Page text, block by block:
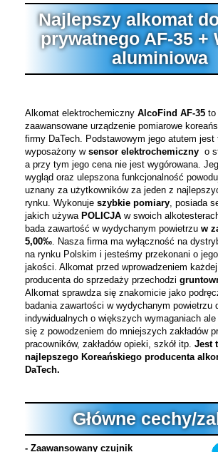
Najlepszy alkomat
prywatnego AF-35 +
aluminiowa
Alkomat elektrochemiczny AlcoFind AF-35 to
zaawansowane urządzenie pomiarowe
firmy DaTech. Podstawowym jego atutem
wyposażony w sensor elektrochemiczny o
a przy tym jego cena nie jest wygórowana.
wygląd oraz ulepszona funkcjonalność
uznany za użytkowników za jeden z
rynku. Wykonuje szybkie pomiary, posiada
jakich używa POLICJA w swoich
bada zawartość w wydychanym powietrzu w
5,00‰. Nasza firma ma wyłączność na
na rynku Polskim i jesteśmy przekonani o jego
jakości. Alkomat przed wprowadzeniem
producenta do sprzedaży przechodzi
Alkomat sprawdza się znakomicie jako
badania zawartości w wydychanym powietrzu
indywidualnych o większych wymaganiach ale
się z powodzeniem do mniejszych zakładów
pracowników, zakładów opieki, szkół itp. Jest
najlepszego Koreańskiego producenta
DaTech.
Główne cechy/
- Zaawansowany czujnik